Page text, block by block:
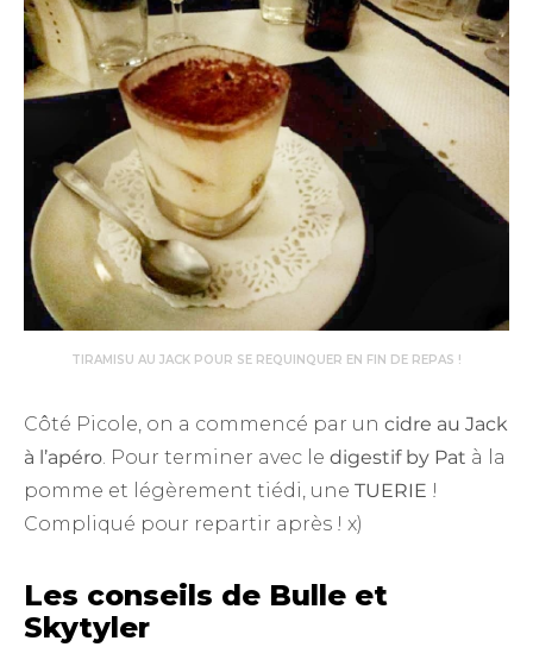
TIRAMISU AU JACK POUR SE REQUINQUER EN FIN DE REPAS !
Côté Picole, on a commencé par un cidre au Jack
à l’apéro. Pour terminer avec le digestif by Pat à la
pomme et légèrement tiédi, une TUERIE !
Compliqué pour repartir après ! x)
Les conseils de Bulle et
Skytyler